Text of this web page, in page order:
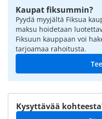
Kaupat fiksummin?
Pyydä myyjältä Fiksua
maksu hoidetaan
Fiksuun kauppaan voi
tarjoamaa rahoitusta.
Kysyttävää